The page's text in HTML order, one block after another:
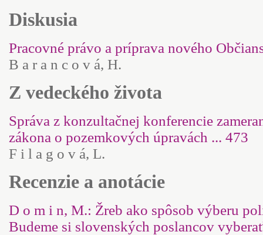
Diskusia
Pracovné právo a príprava nového
B a r a n c o v á, H.
Z vedeckého života
Správa z konzultačnej konferencie
zákona o pozemkových úpravách ... 473
F i l a g o v á, L.
Recenzie a anotácie
D o m i n, M.: Žreb ako spôsob výberu
Budeme si slovenských poslancov